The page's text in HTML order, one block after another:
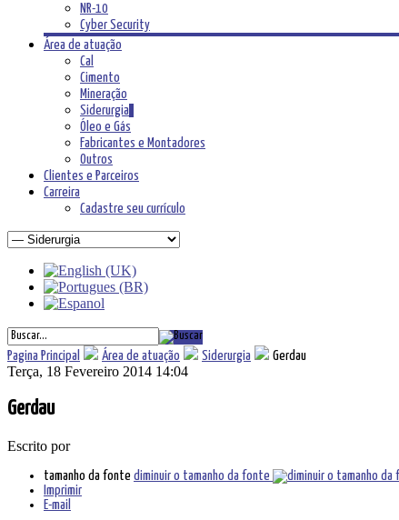
NR-10
Cyber Security
Área de atuação
Cal
Cimento
Mineração
Siderurgia
Óleo e Gás
Fabricantes e Montadores
Outros
Clientes e Parceiros
Carreira
Cadastre seu currículo
Pagina Principal Área de atuação Siderurgia Gerdau
Terça, 18 Fevereiro 2014 14:04
Gerdau
Escrito por
tamanho da fonte diminuir o tamanho da fonte
Imprimir
E-mail